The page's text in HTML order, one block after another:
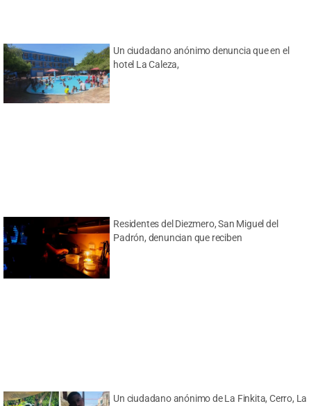
Un ciudadano anónimo denuncia que en el
hotel La Caleza,
Residentes del Diezmero, San Miguel del
Padrón, denuncian que reciben
Un ciudadano anónimo de La Finkita, Cerro, La